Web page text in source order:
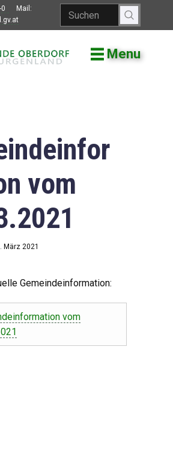
Mail:
Menu
vom
März 2021
Gemeindeinformation:
vom